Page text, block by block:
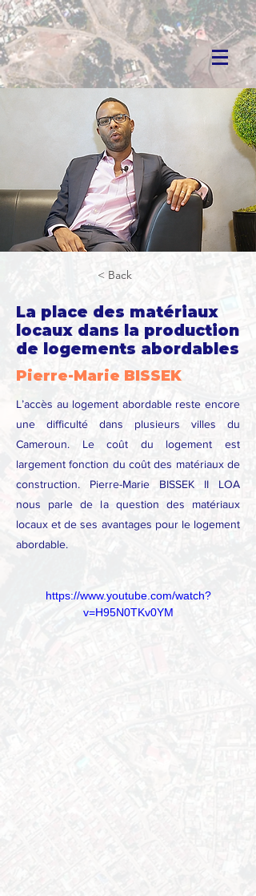
< Back
La place des matériaux
locaux dans la production
de logements abordables
Pierre-Marie BISSEK
L’accès au logement abordable reste encore
une difficulté dans plusieurs villes du
Cameroun. Le coût du logement est
largement fonction du coût des matériaux de
construction. Pierre-Marie BISSEK II LOA
nous parle de la question des matériaux
locaux et de ses avantages pour le logement
abordable.
https://www.youtube.com/watch?
v=H95N0TKv0YM